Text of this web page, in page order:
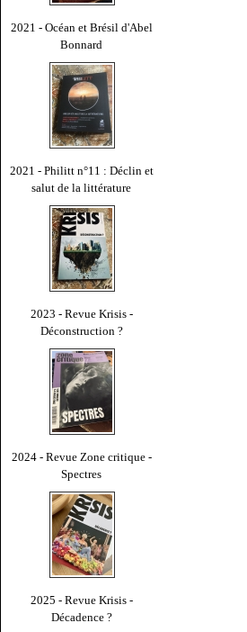
2021 - Océan et Brésil d'Abel
Bonnard
2021 - Philitt n°11 : Déclin et
salut de la littérature
2023 - Revue Krisis -
Déconstruction ?
2024 - Revue Zone critique -
Spectres
2025 - Revue Krisis -
Décadence ?